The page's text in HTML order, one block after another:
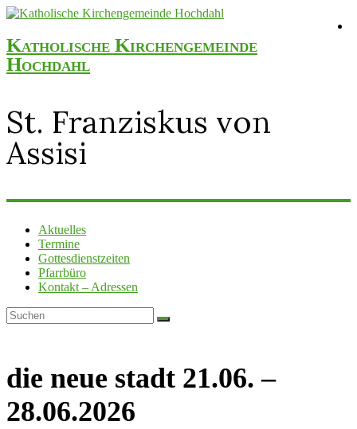
Katholische Kirchengemeinde
Hochdahl
St. Franziskus von
Assisi
Aktuelles
Termine
Gottesdienstzeiten
Pfarrbüro
Kontakt – Adressen
die neue stadt 21.06. –
28.06.2026